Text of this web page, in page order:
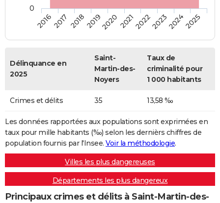
20162017 20182019202020212022202320242025
0
Délinquance en
2025
Saint-
Martin-des-
Noyers
Taux de
criminalité pour
1 000 habitants
Crimes et délits 35 13,58 ‰
Les données rapportées aux populations sont exprimées en
taux pour mille habitants (‰) selon les dernièrs chiffres de
population fournis par l'Insee. Voir la méthodologie.
Villes les plus dangereuses
Départements les plus dangereux
Principaux crimes et délits à Saint-Martin-des-